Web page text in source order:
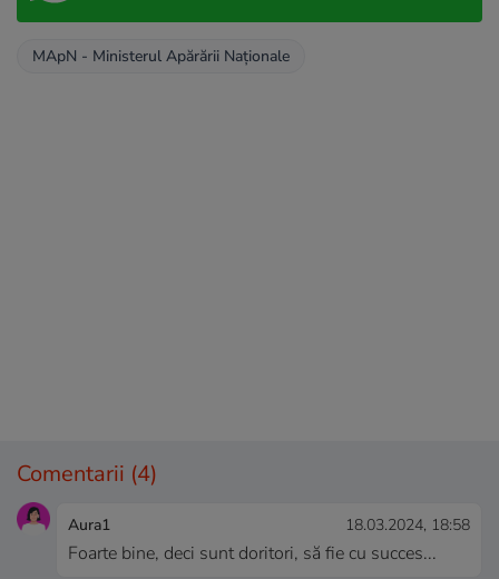
MApN - Ministerul Apărării Naționale
Comentarii (4)
Aura1 18.03.2024, 18:58
Foarte bine, deci sunt doritori, să fie cu succes...